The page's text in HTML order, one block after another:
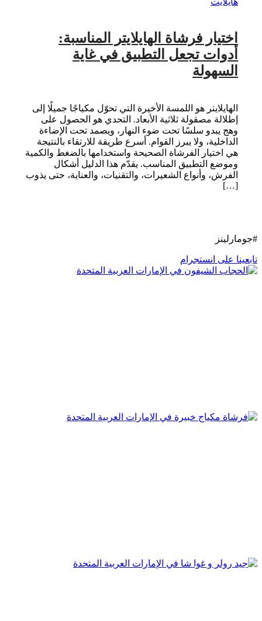
اختيار فرشاة الهايلايتر المناسبة:
أدوات تجعل التطبيق في غاية
السهولة
الهايلايتر هو اللمسة الأخيرة التي تحوّل مكياجًا جميلًا إلى
إطلالة مصقولة ثلاثية الأبعاد. التحدي هو الحصول على
وهج يبدو سلسًا تحت ضوء النهار، ويصمد تحت الإضاءة
الداخلية، ولا يبرز القوام. أسرع طريقة للارتقاء بالنتيجة
هي اختيار الفرشاة الصحيحة واستخدامها بالضغط والكمية
وموضع التطبيق المناسب. يقدّم هذا الدليل أشكال
الفرش، وأنواع الشعيرات، والتقنيات، والعناية، حتى يذوب
[…]
#جومارلينز
تابعينا على انستجرام